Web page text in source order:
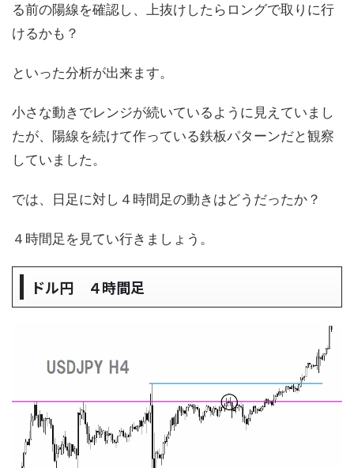
る前の陽線を確認し、上抜けしたらロングで取りに行
けるかも？
といった分析が出来ます。
小さな動きでレンジが続いているように見えていまし
たが、陽線を続けて作っている鉄板パターンだと観察
していました。
では、日足に対し４時間足の動きはどうだったか？
４時間足を見てい行きましょう。
ドル円 ４時間足